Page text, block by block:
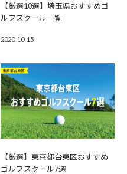
【厳選10選】埼玉県おすすめゴ
ルフスクール一覧
2020-10-15
【厳選】東京都台東区おすすめ
ゴルフスクール7選